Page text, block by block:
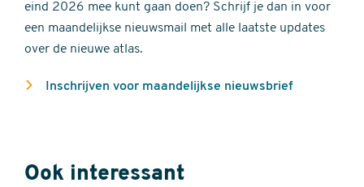
eind 2026 mee kunt gaan doen? Schrijf je dan in voor
een maandelijkse nieuwsmail met alle laatste updates
over de nieuwe atlas.
Inschrijven voor maandelijkse nieuwsbrief
Ook interessant